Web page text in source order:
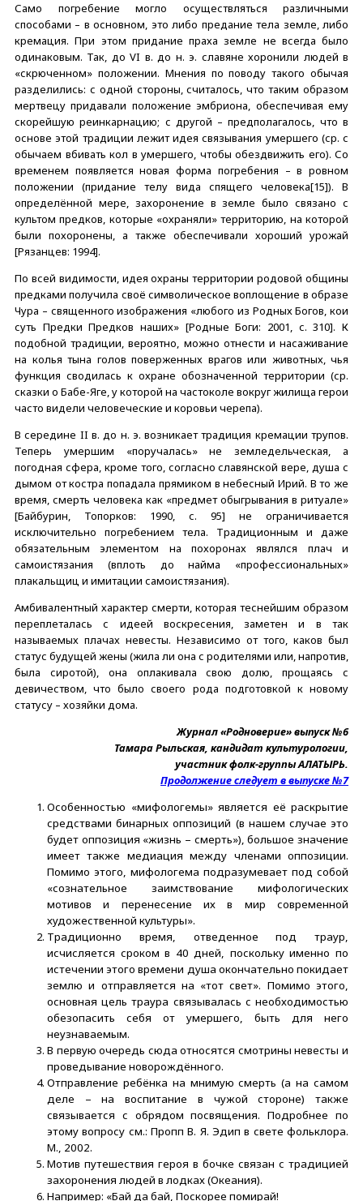
Само погребение могло осуществляться различными
способами – в основном, это либо предание тела земле, либо
кремация. При этом придание праха земле не всегда было
одинаковым. Так, до VI в. до н. э. славяне хоронили людей в
«скрюченном» положении. Мнения по поводу такого обычая
разделились: с одной стороны, считалось, что таким образом
мертвецу придавали положение эмбриона, обеспечивая ему
скорейшую реинкарнацию; с другой – предполагалось, что в
основе этой традиции лежит идея связывания умершего (ср. с
обычаем вбивать кол в умершего, чтобы обездвижить его). Со
временем появляется новая форма погребения – в ровном
положении (придание телу вида спящего человека[15]). В
определённой мере, захоронение в земле было связано с
культом предков, которые «охраняли» территорию, на которой
были похоронены, а также обеспечивали хороший урожай
[Рязанцев: 1994].
По всей видимости, идея охраны территории родовой общины
предками получила своё символическое воплощение в образе
Чура – священного изображения «любого из Родных Богов, кои
суть Предки Предков наших» [Родные Боги: 2001, с. 310]. К
подобной традиции, вероятно, можно отнести и насаживание
на колья тына голов поверженных врагов или животных, чья
функция сводилась к охране обозначенной территории (ср.
сказки о Бабе-Яге, у которой на частоколе вокруг жилища герои
часто видели человеческие и коровьи черепа).
В середине II в. до н. э. возникает традиция кремации трупов.
Теперь умершим «поручалась» не земледельческая, а
погодная сфера, кроме того, согласно славянской вере, душа с
дымом от костра попадала прямиком в небесный Ирий. В то же
время, смерть человека как «предмет обыгрывания в ритуале»
[Байбурин, Топорков: 1990, с. 95] не ограничивается
исключительно погребением тела. Традиционным и даже
обязательным элементом на похоронах являлся плач и
самоистязания (вплоть до найма «профессиональных»
плакальщиц и имитации самоистязания).
Амбивалентный характер смерти, которая теснейшим образом
переплеталась с идеей воскресения, заметен и в так
называемых плачах невесты. Независимо от того, каков был
статус будущей жены (жила ли она с родителями или, напротив,
была сиротой), она оплакивала свою долю, прощаясь с
девичеством, что было своего рода подготовкой к новому
статусу – хозяйки дома.
Журнал «Родноверие» выпуск №6
Тамара Рыльская, кандидат культурологии,
участник фолк-группы АЛАТЫРЬ.
Продолжение следует в выпуске №7
Особенностью «мифологемы» является её раскрытие
средствами бинарных оппозиций (в нашем случае это
будет оппозиция «жизнь – смерть»), большое значение
имеет также медиация между членами оппозиции.
Помимо этого, мифологема подразумевает под собой
«сознательное заимствование мифологических
мотивов и перенесение их в мир современной
художественной культуры».
Традиционно время, отведенное под траур,
исчисляется сроком в 40 дней, поскольку именно по
истечении этого времени душа окончательно покидает
землю и отправляется на «тот свет». Помимо этого,
основная цель траура связывалась с необходимостью
обезопасить себя от умершего, быть для него
неузнаваемым.
В первую очередь сюда относятся смотрины невесты и
проведывание новорождённого.
Отправление ребёнка на мнимую смерть (а на самом
деле – на воспитание в чужой стороне) также
связывается с обрядом посвящения. Подробнее по
этому вопросу см.: Пропп В. Я. Эдип в свете фольклора.
М., 2002.
Мотив путешествия героя в бочке связан с традицией
захоронения людей в лодках (Океания).
Например: «Бай да бай, Поскорее помирай!